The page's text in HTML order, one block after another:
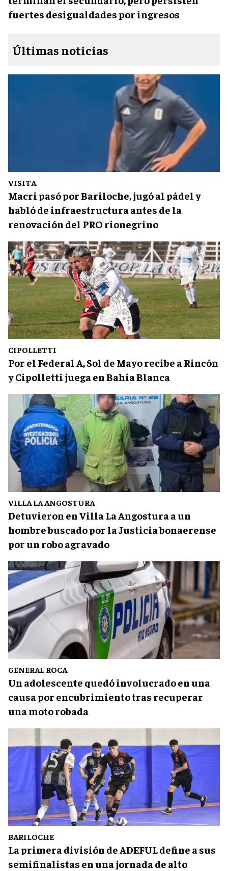
fuertes desigualdades por ingresos
Últimas noticias
VISITA
Macri pasó por Bariloche, jugó al pádel y
habló de infraestructura antes de la
renovación del PRO rionegrino
CIPOLLETTI
Por el Federal A, Sol de Mayo recibe a Rincón
y Cipolletti juega en Bahía Blanca
VILLA LA ANGOSTURA
Detuvieron en Villa La Angostura a un
hombre buscado por la Justicia bonaerense
por un robo agravado
GENERAL ROCA
Un adolescente quedó involucrado en una
causa por encubrimiento tras recuperar
una moto robada
BARILOCHE
La primera división de ADEFUL define a sus
semifinalistas en una jornada de alto